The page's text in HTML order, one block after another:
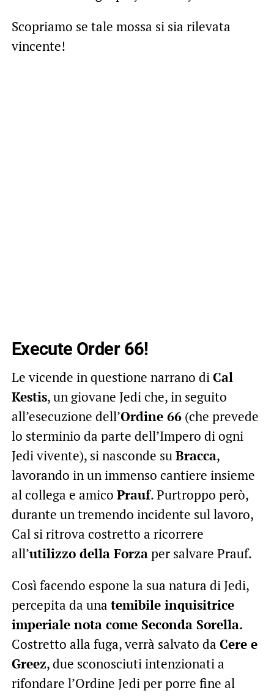
Scopriamo se tale mossa si sia rilevata
vincente!
Execute Order 66!
Le vicende in questione narrano diCal
Kestis, un giovane Jedi che, in seguito
all’esecuzione dell’Ordine 66(che prevede
lo sterminio da parte dell’Impero di ogni
Jedi vivente), si nasconde suBracca,
lavorando in un immenso cantiere insieme
al collega e amico Prauf. Purtroppo però,
durante un tremendo incidente sul lavoro,
Cal si ritrova costretto a ricorrere
all’utilizzo della Forzaper salvare Prauf.
Così facendo espone la sua natura di Jedi,
percepita da una temibile inquisitrice
imperiale nota come Seconda Sorella.
Costretto alla fuga, verrà salvato da Cere e
Greez, due sconosciuti intenzionati a
rifondare l’Ordine Jedi per porre fine al